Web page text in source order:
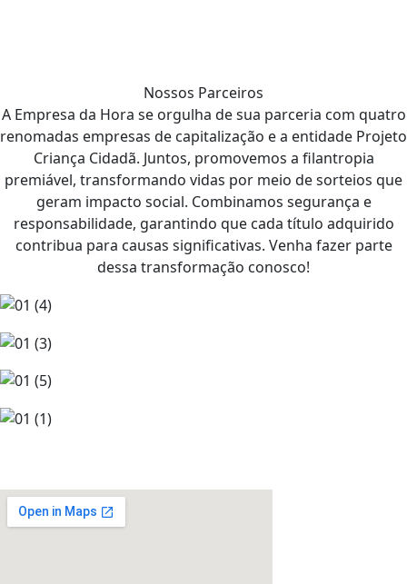
Nossos Parceiros
A Empresa da Hora se orgulha de sua parceria com quatro
renomadas empresas de capitalização e a entidade Projeto
Criança Cidadã. Juntos, promovemos a filantropia
premiável, transformando vidas por meio de sorteios que
geram impacto social. Combinamos segurança e
responsabilidade, garantindo que cada título adquirido
contribua para causas significativas. Venha fazer parte
dessa transformação conosco!